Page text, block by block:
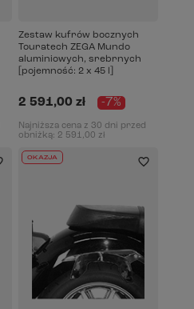
Zestaw kufrów bocznych
Touratech ZEGA Mundo
aluminiowych, srebrnych
[pojemność: 2 x 45 l]
2 591,00 zł -7%
Najniższa cena z 30 dni przed
obniżką: 2 591,00 zł
OKAZJA